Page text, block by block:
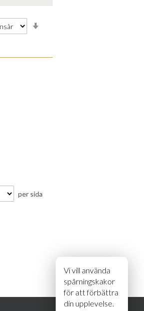
Vi vill använda
spårningskakor
för att förbättra
din upplevelse.
per sida